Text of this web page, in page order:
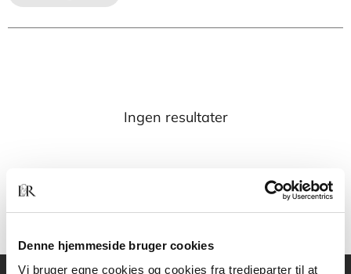
Denne hjemmeside bruger cookies
Vi bruger egne cookies og cookies fra tredjeparter til at
Ingen resultater